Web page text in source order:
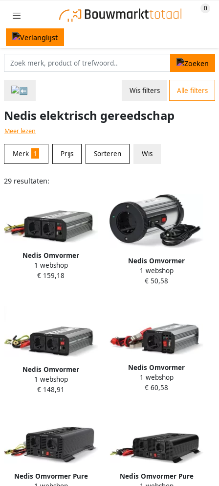
Wis filters Alle filters
Nedis elektrisch gereedschap
Meer lezen
Merk 1 Prijs Sorteren Wis
29 resultaten:
Nedis Omvormer
Gemodificeerde Sinusgolf |
Ingangsvoltage: 24 V DC |
1 webshop
€ 159,18
Nedis Omvormer
Gemodificeerde Sinusgolf |
Ingangsvoltage: 12 V DC |
1 webshop
€ 50,58
Nedis Omvormer
Gemodificeerde Sinusgolf |
Ingangsvoltage: 12 V DC |
2000 W
1 webshop
€ 148,91
Nedis Omvormer
Gemodificeerde Sinusgolf |
Ingangsvoltage: 12 V DC |
1 webshop
€ 60,58
Nedis Omvormer Pure
Nedis Omvormer Pure